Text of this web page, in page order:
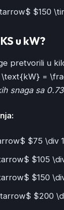
$150
u kW?
pretvorili u
\text{kW} =
snaga sa
$75 \div
$105
$150
$200